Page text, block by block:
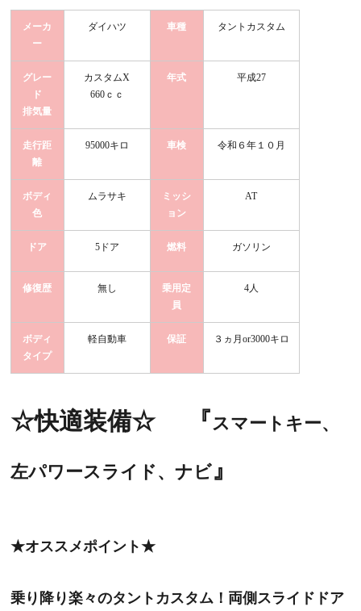
メーカ
ー
ダイハツ 車種 タントカスタム
グレー
ド
排気量
カスタムX
660ｃｃ
年式 平成27
走行距
離
95000キロ 車検 令和６年１０月
ボディ
色
ムラサキ
ミッシ
ョン
AT
ドア 5ドア 燃料 ガソリン
修復歴 無し
乗用定
員
4人
ボディ
タイプ
軽自動車 保証 ３ヵ月or3000キロ
☆快適装備☆ 『スマートキー、
左パワースライド、ナビ』
★オススメポイント★
乗り降り楽々のタントカスタム！両側スライドドア